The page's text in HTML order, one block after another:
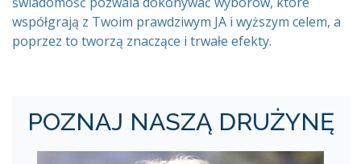
współgrają z Twoim prawdziwym JA i wyższym celem, a
poprzez to tworzą znaczące i trwałe efekty.
POZNAJ NASZĄ DRUŻYNĘ